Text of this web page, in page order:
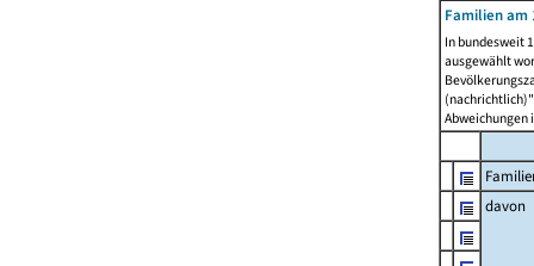
Familien am
In bundesweit
ausgewählt
Abweichungen
davon